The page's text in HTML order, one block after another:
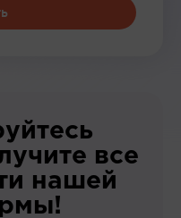
все
нашей